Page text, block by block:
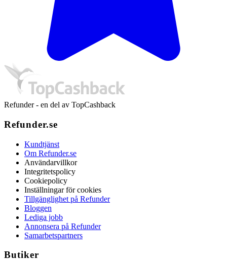
Refunder - en del av TopCashback
Refunder.se
Kundtjänst
Om Refunder.se
Användarvillkor
Integritetspolicy
Cookiepolicy
Inställningar för cookies
Tillgänglighet på Refunder
Bloggen
Lediga jobb
Annonsera på Refunder
Samarbetspartners
Butiker